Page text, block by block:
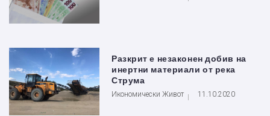
Разкрит е незаконен добив на
инертни материали от река
Струма
Икономически Живот 11.10.2020